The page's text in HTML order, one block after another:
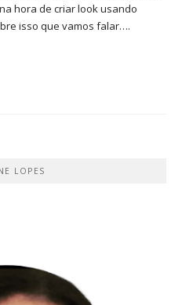
hora de criar look usando
isso que vamos falar….
LOPES